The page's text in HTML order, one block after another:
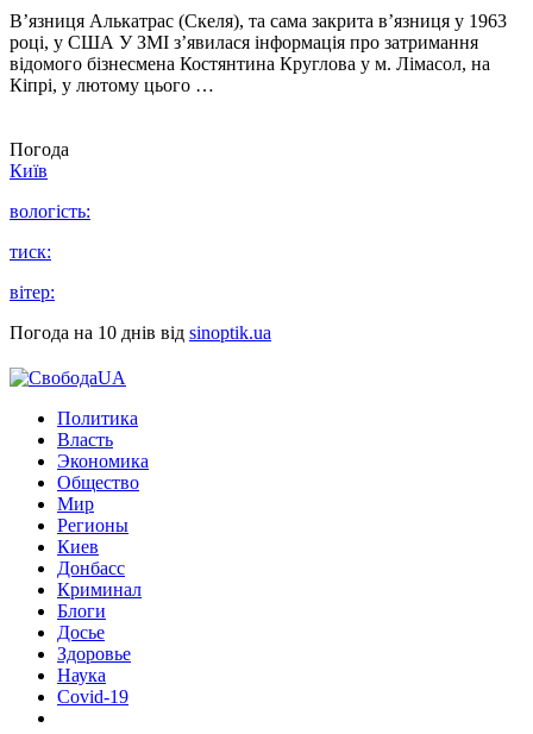
В’язниця Алькатрас (Скеля), та сама закрита в’язниця у 1963
році, у США У ЗМІ з’явилася інформація про затримання
відомого бізнесмена Костянтина Круглова у м. Лімасол, на
Кіпрі, у лютому цього …
Погода
Київ
вологість:
тиск:
вітер:
Погода на 10 днів від sinoptik.ua
Политика
Власть
Экономика
Общество
Мир
Регионы
Киев
Донбасс
Криминал
Блоги
Досье
Здоровье
Наука
Covid-19